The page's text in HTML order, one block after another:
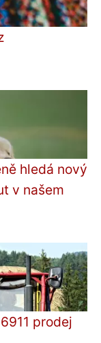
hledá nový
v našem
prodej